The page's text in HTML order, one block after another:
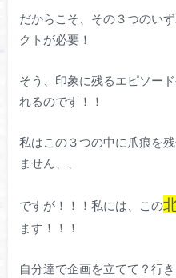
だからこそ、その３つのい
クトが必要！
そう、印象に残るエピソー
れるのです！！
私はこの３つの中に爪痕を
ません、、
ですが！！！私には、この
ます！！！
自分達で企画を立てて？行